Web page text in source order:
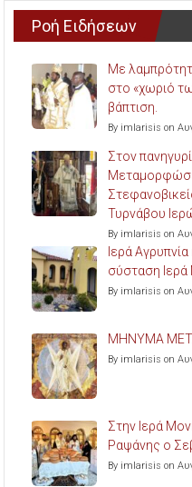
Ροή Ειδήσεων
Με
στο «χωριό
βάπτιση.
By imlarisis on
Στον
Τυρνάβου
By imlarisis on
Ιερά
σύσταση
By imlarisis on
ΜΗΝΥΜΑ
By imlarisis on
Στην Ιερά
Ραψάνης ο
By imlarisis on